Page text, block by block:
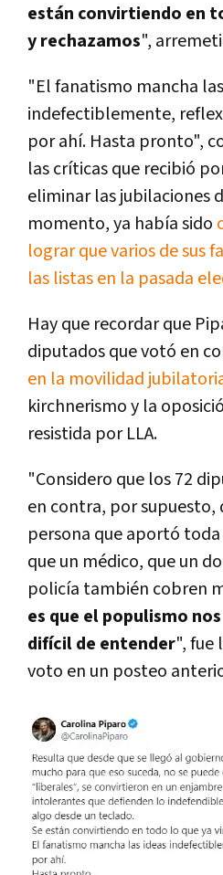
están convirtiendo en
y rechazamos",
"El fanatismo mancha
indefectiblemente,
por ahí. Hasta pronto",
las críticas que recibió
eliminar las jubilaciones
momento, ya había sido
lograr que varios de sus
las listas en la pasada
Hay que recordar que
diputados que votó en
en la movilidad
kirchnerismo y la
resistida por LLA.
"Considero que los 72
en contra, por supuesto,
persona que aportó
que un médico, que un
policía también cobren
es que el populismo
difícil de entender", fue
voto en un posteo